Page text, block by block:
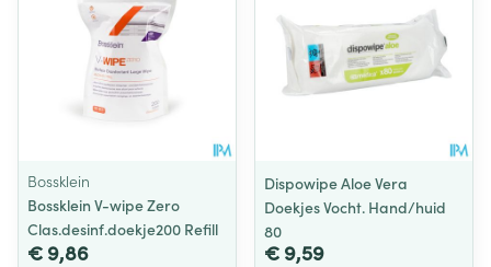
Bossklein
Bossklein V-wipe Zero
Clas.desinf.doekje200 Refill
€ 9,86
Dispowipe Aloe Vera
Doekjes Vocht. Hand/huid
80
€ 9,59